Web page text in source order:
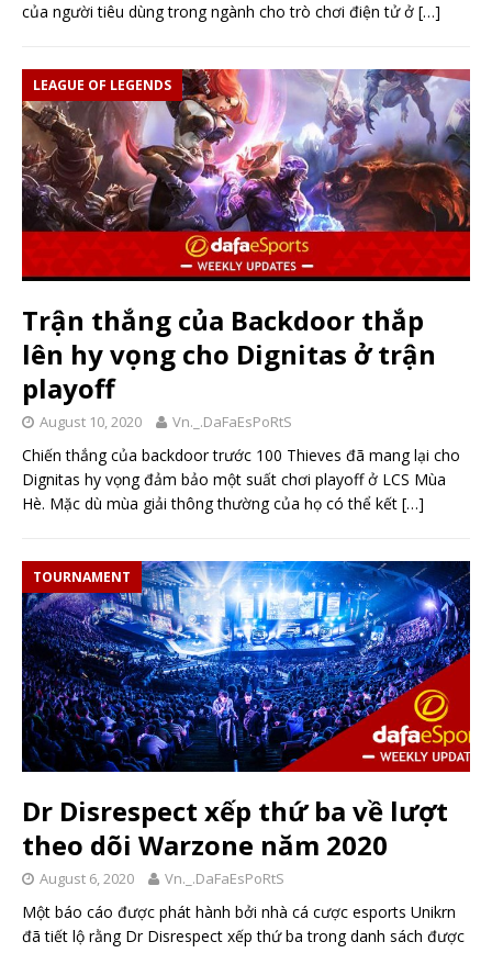
của người tiêu dùng trong ngành cho trò chơi điện tử ở […]
LEAGUE OF LEGENDS
Trận thắng của Backdoor thắp
lên hy vọng cho Dignitas ở trận
playoff
August 10, 2020 Vn._.DaFaEsPoRtS
Chiến thắng của backdoor trước 100 Thieves đã mang lại cho
Dignitas hy vọng đảm bảo một suất chơi playoff ở LCS Mùa
Hè. Mặc dù mùa giải thông thường của họ có thể kết […]
TOURNAMENT
Dr Disrespect xếp thứ ba về lượt
theo dõi Warzone năm 2020
August 6, 2020 Vn._.DaFaEsPoRtS
Một báo cáo được phát hành bởi nhà cá cược esports Unikrn
đã tiết lộ rằng Dr Disrespect xếp thứ ba trong danh sách được